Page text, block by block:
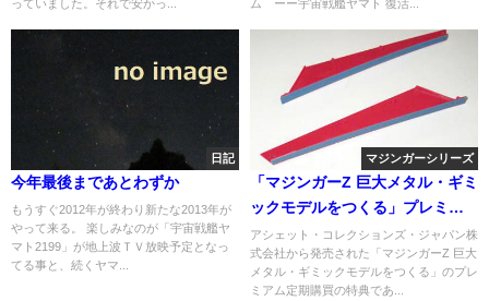
っていました。それで安かっ...
ム ーー宇宙戦艦ヤマト 復活...
日記
今年最後まであとわずか
もうすぐ2012年が終わり新たな2013年が
やって来る。 楽しみなのが「宇宙戦艦ヤ
マト2199」が地上波ＴＶ放映予定となっ
てる事と、続くヤマ...
マジンガーシリーズ
「マジンガーZ 巨大メタル・ギミ
ックモデルをつくる」プレミア
ム特典「後期型ジェットスクラ
ンダー」（3）完成へ
アシェット・コレクションズ・ジャパン株
式会社から発売された「マジンガーZ 巨大
メタル・ギミックモデルをつくる」のプレ
ミアム定期購買の特典であ...